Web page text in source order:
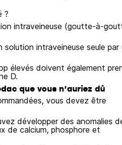
?
intraveineuse (goutte-à-
intraveineuse seule par
élevés doivent également
D.
que vous n’auriez dû
vous devez être
développer des anomalies
de calcium, phosphore et